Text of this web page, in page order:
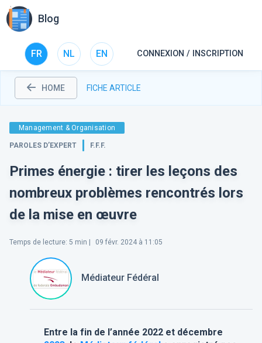
Blog
FR NL EN CONNEXION / INSCRIPTION
HOME FICHE ARTICLE
Management & Organisation
PAROLES D’EXPERT F.F.F.
Primes énergie : tirer les leçons des
nombreux problèmes rencontrés lors
de la mise en œuvre
Temps de lecture: 5 min | 09 févr. 2024 à 11:05
Médiateur Fédéral
Entre la fin de l’année 2022 et décembre